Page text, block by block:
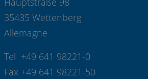
35435 Wettenberg
Allemagne
Tel +49 641 98221-0
Fax +49 641 98221-50